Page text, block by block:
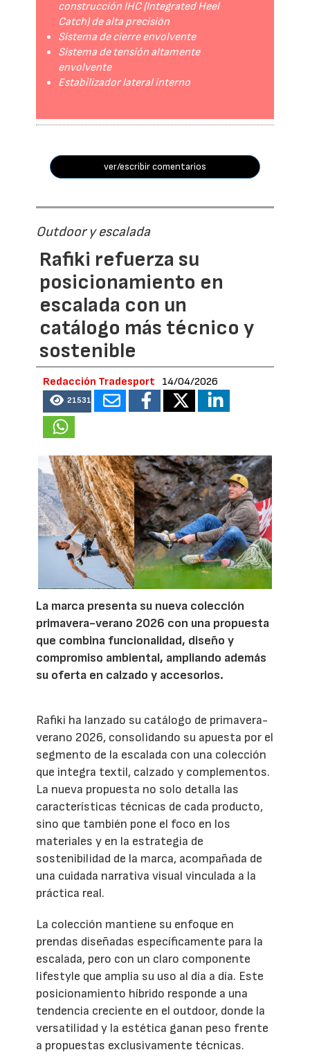
construcción IHC (Integrated Heel
Catch) de alta precisión
Sistema de cierre envolvente
Sistema de tensión altamente
envolvente
Estabilizador lateral interno
ver/escribir comentarios
Outdoor y escalada
Rafiki refuerza su
posicionamiento en
escalada con un
catálogo más técnico y
sostenible
Redacción Tradesport 14/04/2026
21531
La marca presenta su nueva colección
primavera-verano 2026 con una propuesta
que combina funcionalidad, diseño y
compromiso ambiental, ampliando además
su oferta en calzado y accesorios.
Rafiki ha lanzado su catálogo de primavera-
verano 2026, consolidando su apuesta por el
segmento de la escalada con una colección
que integra textil, calzado y complementos.
La nueva propuesta no solo detalla las
características técnicas de cada producto,
sino que también pone el foco en los
materiales y en la estrategia de
sostenibilidad de la marca, acompañada de
una cuidada narrativa visual vinculada a la
práctica real.
La colección mantiene su enfoque en
prendas diseñadas específicamente para la
escalada, pero con un claro componente
lifestyle que amplía su uso al día a día. Este
posicionamiento híbrido responde a una
tendencia creciente en el outdoor, donde la
versatilidad y la estética ganan peso frente
a propuestas exclusivamente técnicas.